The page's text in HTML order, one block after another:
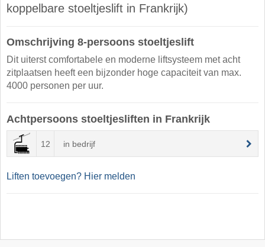
koppelbare stoeltjeslift in Frankrijk)
Omschrijving 8-persoons stoeltjeslift
Dit uiterst comfortabele en moderne liftsysteem met acht
zitplaatsen heeft een bijzonder hoge capaciteit van max.
4000 personen per uur.
Achtpersoons stoeltjesliften in Frankrijk
12 in bedrijf
Liften toevoegen? Hier melden